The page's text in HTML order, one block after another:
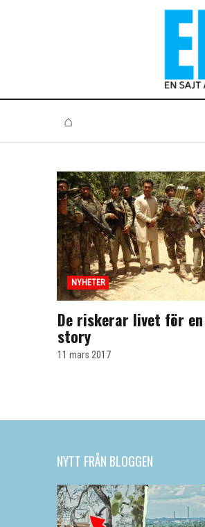
⌂
NYHETER
De riskerar livet för
story
11 mars 2017
NYTT FRÅN BLOGGEN